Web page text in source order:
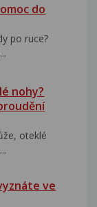
do
po ruce?
nohy?
oteklé
ve